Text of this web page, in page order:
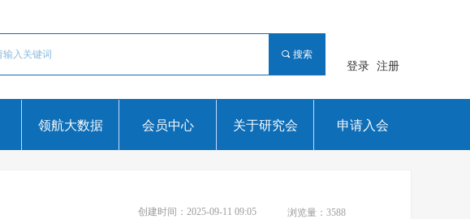
끠 搜索
登录 注册
领航大数据 会员中心 关于研究会 申请入会
创建时间： 2025-09-11 09:05 浏览量： 3588